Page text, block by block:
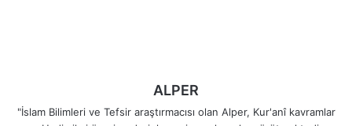
ALPER
"İslam Bilimleri ve Tefsir araştırmacısı olan Alper, Kur'anî kavramlar